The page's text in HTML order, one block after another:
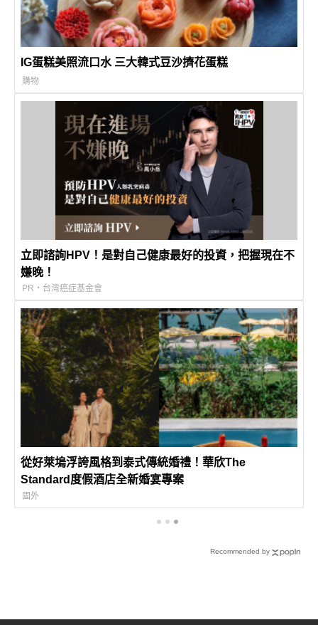
IG蛋糕美照流口水 三大韓式豆沙擠花蛋糕
購物
立即諮詢HPV！是對自己健康最好的投資，把握現在不
嫌晚！
PR・台灣癌症基金會
從好萊塢浮誇風格到泰式傳統婚禮！華欣The
Standard度假酒店全新婚宴專案
國外
Recommended by